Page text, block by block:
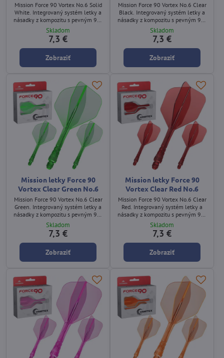
Mission Force 90 Vortex No.6 Solid
White. Integrovaný systém letky a
násadky z kompozitu s pevným 90°
uhlom a plným bielym
nepriehľadným dizajnom.
Skladom
7,3 €
Zobraziť
Mission Force 90 Vortex No.6 Clear
Black. Integrovaný systém letky a
násadky z kompozitu s pevným 90°
uhlom a priehľadným čiernym
dizajnom.
Skladom
7,3 €
Zobraziť
Mission letky Force 90
Vortex Clear Green No.6
Mission Force 90 Vortex No.6 Clear
Green. Integrovaný systém letky a
násadky z kompozitu s pevným 90°
uhlom a priehľadným zeleným
dizajnom.
Skladom
7,3 €
Zobraziť
Mission letky Force 90
Vortex Clear Red No.6
Mission Force 90 Vortex No.6 Clear
Red. Integrovaný systém letky a
násadky z kompozitu s pevným 90°
uhlom a priehľadným červeným
dizajnom.
Skladom
7,3 €
Zobraziť